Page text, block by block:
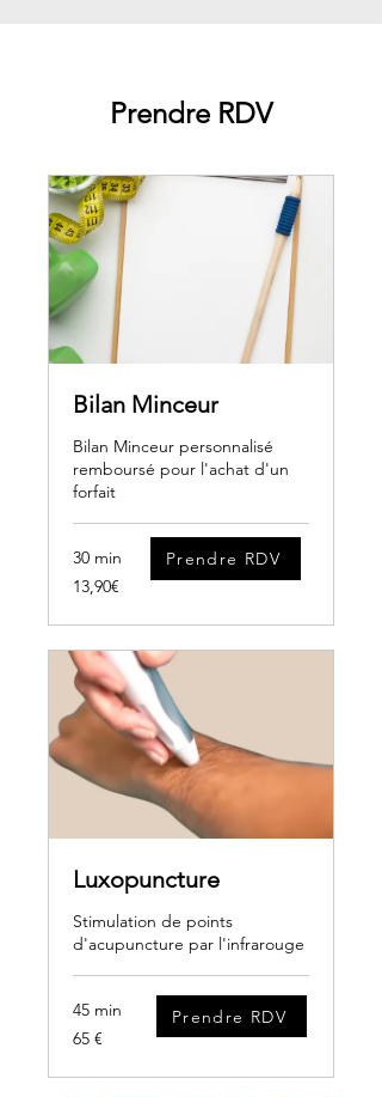
Prendre RDV
Bilan Minceur
Bilan Minceur personnalisé
remboursé pour l'achat d'un
forfait
30 min
13,90€
13,90€
Luxopuncture
Stimulation de points
d'acupuncture par l'infrarouge
45 min
65
euros
65 €
Prendre RDV
Prendre RDV